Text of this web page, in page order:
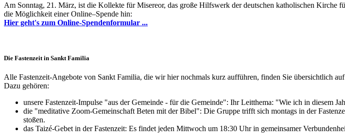
Am Sonntag, 21. März, ist die Kollekte für Misereor, das große Hilfswerk der deutschen katholischen
die Möglichkeit einer Online–Spende hin:
Hier geht's zum Online-Spendenformular ...
Die Fastenzeit in Sankt Familia
Alle Fastenzeit-Angebote von Sankt Familia, die wir hier nochmals kurz aufführen, finden Sie übersichtlich
Dazu gehören:
unsere Fastenzeit-Impulse "aus der Gemeinde - für die Gemeinde": Ihr Leitthema: "Wie ich in diesem
die "meditative Zoom-Gemeinschaft Beten mit der Bibel": Die Gruppe trifft sich montags in der
stoßen.
das Taizé-Gebet in der Fastenzeit: Es findet jeden Mittwoch um 18:30 Uhr in gemeinsamer